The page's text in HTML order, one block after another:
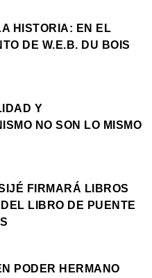
HISTORIA: EN EL
DE W.E.B. DU BOIS
Y
NO SON LO MISMO
FIRMARÁ LIBROS
LIBRO DE PUENTE
PODER HERMANO